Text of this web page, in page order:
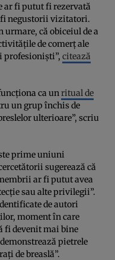
ar fi putut fi rezervată
negustorii vizitatori.
că obiceiul de a
de comerț ale
profesioniști”, citează
ca unritual de
un grup închis de
ulterioare”, scriu
prime uniuni
sugerează că
ar fi putut avea
sau alte privilegii”.
de autori
moment în care
fi devenit mai bine
pietrele
de breaslă”.